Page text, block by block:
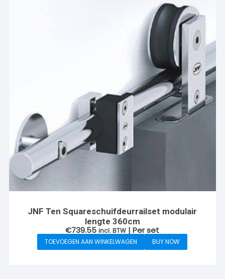
JNF Ten Squareschuifdeurrailset modulair
lengte 360cm
€739.55 incl. BTW | Per set
TOEVOEGEN AAN WINKELWAGEN BUY NOW